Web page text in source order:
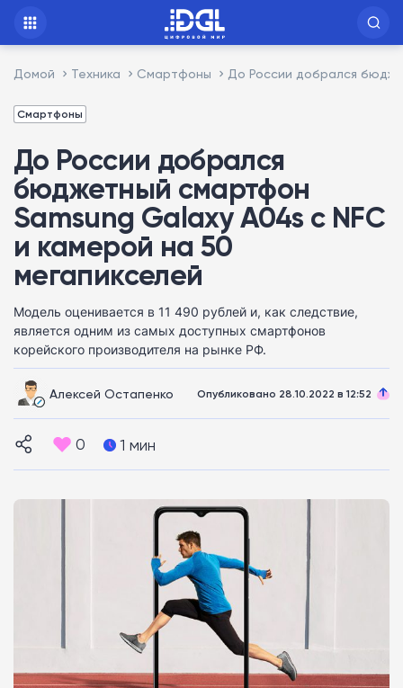
Домой Техника Смартфоны До России добрался
Смартфоны
До России добрался
бюджетный смартфон
Samsung Galaxy A04s с NFC
и камерой на 50
мегапикселей
Модель оценивается в 11 490 рублей и, как следствие,
является одним из самых доступных смартфонов
корейского производителя на рынке РФ.
Алексей Остапенко Опубликовано 28.10.2022 в 12:52
0 1 мин